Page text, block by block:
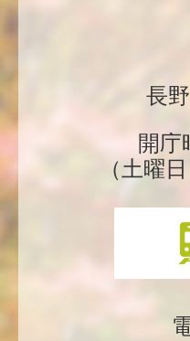
長
開庁
（土曜